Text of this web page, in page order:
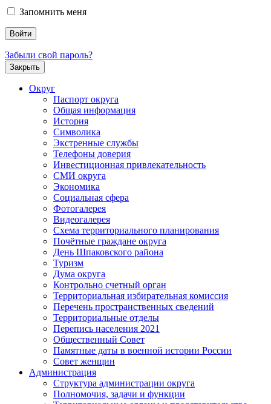
Запомнить меня
Забыли свой пароль?
Закрыть
Округ
Паспорт округа
Общая информация
История
Символика
Экстренные службы
Телефоны доверия
Инвестиционная привлекательность
СМИ округа
Экономика
Социальная сфера
Фотогалерея
Видеогалерея
Схема территориального планирования
Почётные граждане округа
День Шпаковского района
Туризм
Дума округа
Контрольно счетный орган
Территориальная избирательная комиссия
Перечень пространственных сведений
Территориальные отделы
Перепись населения 2021
Общественный Совет
Памятные даты в военной истории России
Совет женщин
Администрация
Структура администрации округа
Полномочия, задачи и функции